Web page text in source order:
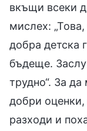
вкъщи всеки
мислех:
добра детска
бъдеще.
трудно“. За
добри оценки,
разходи и